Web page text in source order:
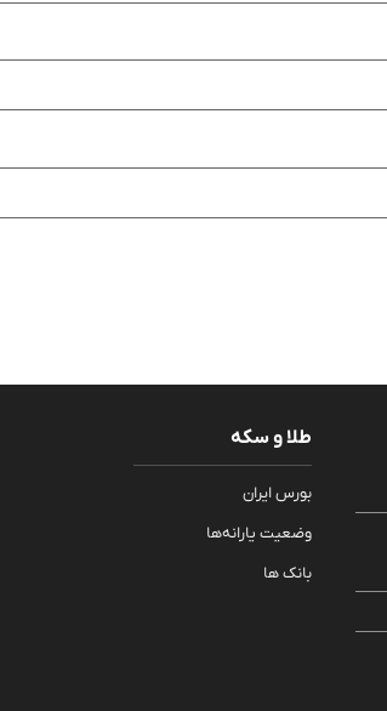
طلا و سکه
بورس ایران
وضعیت یارانه‌ها
بانک ها